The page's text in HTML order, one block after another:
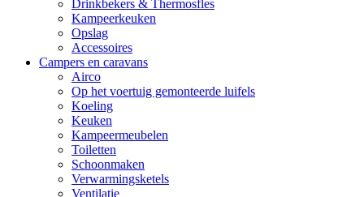
Drinkbekers & Thermosfles
Kampeerkeuken
Opslag
Accessoires
Campers en caravans
Airco
Op het voertuig gemonteerde luifels
Koeling
Keuken
Kampeermeubelen
Toiletten
Schoonmaken
Verwarmingsketels
Ventilatie